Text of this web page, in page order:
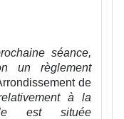
séance,
un règlement
de
à la
est située